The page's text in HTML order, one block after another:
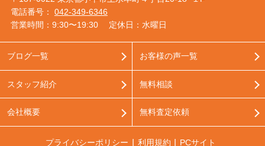
電話番号： 042-349-6346
営業時間：9:30〜19:30
定休日：水曜日
ブログ一覧
スタッフ紹介
会社概要
お客様の声一覧
無料相談
無料査定依頼
プライバシーポリシー 利用規約 PCサイト